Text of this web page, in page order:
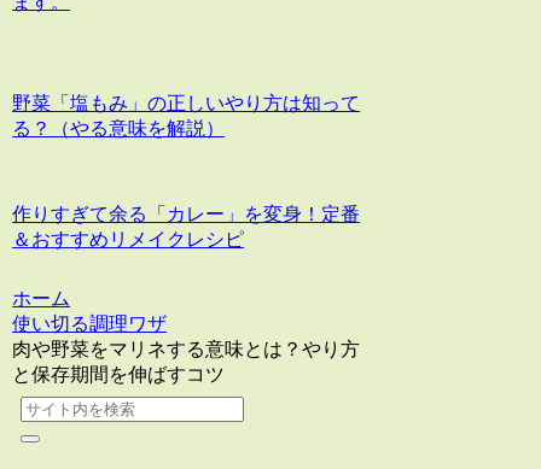
野菜「塩もみ」の正しいやり方は知って
る？（やる意味を解説）
作りすぎて余る「カレー」を変身！定番
＆おすすめリメイクレシピ
ホーム
使い切る調理ワザ
肉や野菜をマリネする意味とは？やり方
と保存期間を伸ばすコツ